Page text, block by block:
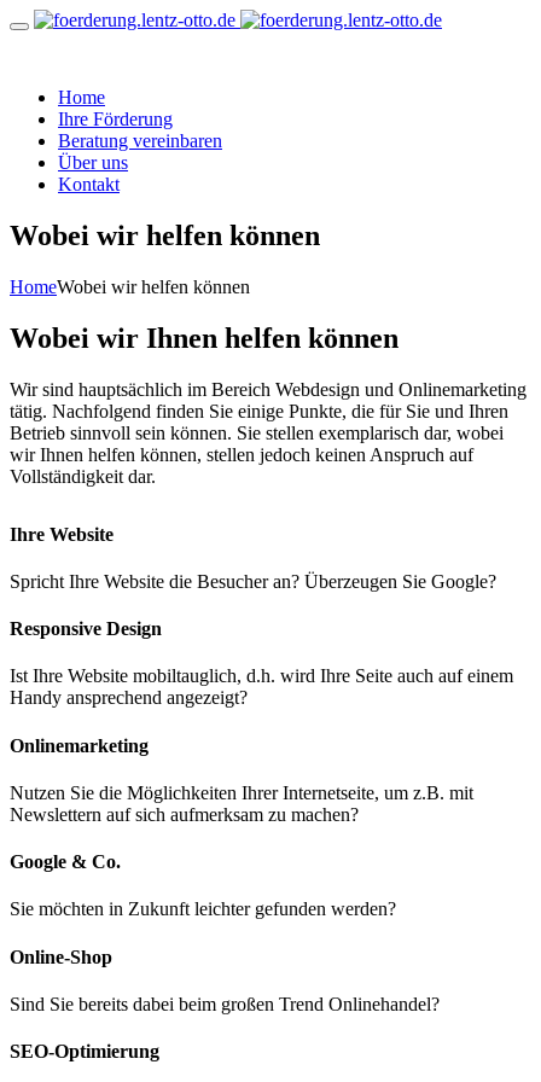
Home
Ihre Förderung
Beratung vereinbaren
Über uns
Kontakt
Wobei wir helfen können
HomeWobei wir helfen können
Wobei wir Ihnen helfen können
Wir sind hauptsächlich im Bereich Webdesign und Onlinemarketing
tätig. Nachfolgend finden Sie einige Punkte, die für Sie und Ihren
Betrieb sinnvoll sein können. Sie stellen exemplarisch dar, wobei
wir Ihnen helfen können, stellen jedoch keinen Anspruch auf
Vollständigkeit dar.
Ihre Website
Spricht Ihre Website die Besucher an? Überzeugen Sie Google?
Responsive Design
Ist Ihre Website mobiltauglich, d.h. wird Ihre Seite auch auf einem
Handy ansprechend angezeigt?
Onlinemarketing
Nutzen Sie die Möglichkeiten Ihrer Internetseite, um z.B. mit
Newslettern auf sich aufmerksam zu machen?
Google & Co.
Sie möchten in Zukunft leichter gefunden werden?
Online-Shop
Sind Sie bereits dabei beim großen Trend Onlinehandel?
SEO-Optimierung